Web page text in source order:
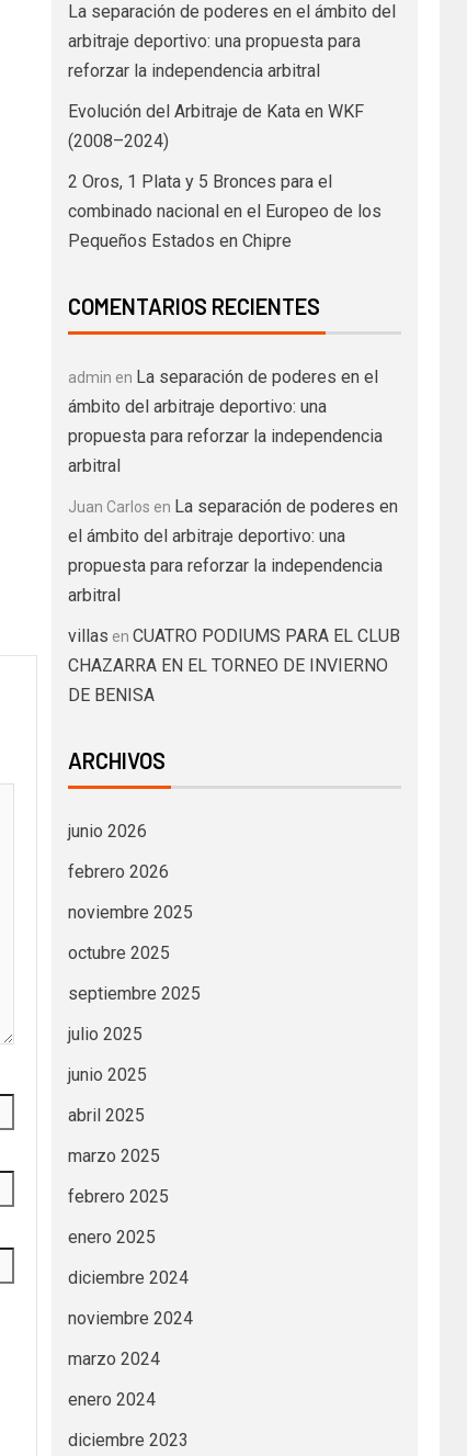
La separación de poderes en el ámbito del
arbitraje deportivo: una propuesta para
reforzar la independencia arbitral
Evolución del Arbitraje de Kata en WKF
(2008–2024)
2 Oros, 1 Plata y 5 Bronces para el
combinado nacional en el Europeo de los
Pequeños Estados en Chipre
COMENTARIOS RECIENTES
admin en La separación de poderes en el
ámbito del arbitraje deportivo: una
propuesta para reforzar la independencia
arbitral
Juan Carlos en La separación de poderes en
el ámbito del arbitraje deportivo: una
propuesta para reforzar la independencia
arbitral
villas en CUATRO PODIUMS PARA EL CLUB
CHAZARRA EN EL TORNEO DE INVIERNO
DE BENISA
ARCHIVOS
junio 2026
febrero 2026
noviembre 2025
octubre 2025
septiembre 2025
julio 2025
junio 2025
abril 2025
marzo 2025
febrero 2025
enero 2025
diciembre 2024
noviembre 2024
marzo 2024
enero 2024
diciembre 2023